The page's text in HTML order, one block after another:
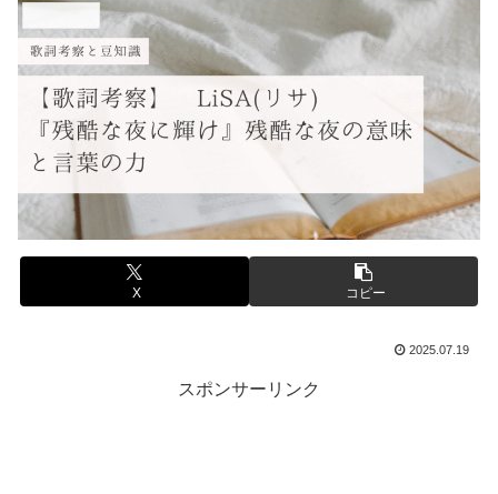
X コピー
2025.07.19
スポンサーリンク